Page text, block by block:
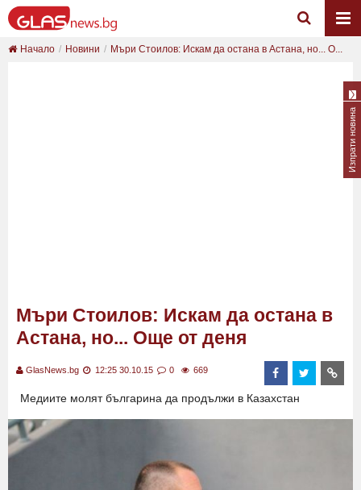
Начало Новини Мъри Стоилов: Искам да остана в Астана, но... О...
Мъри Стоилов: Искам да остана в
Астана, но... Още от деня
GlasNews.bg 12:25 30.10.15 0 669
Медиите молят българина да продължи в Казахстан
Изпрати новина